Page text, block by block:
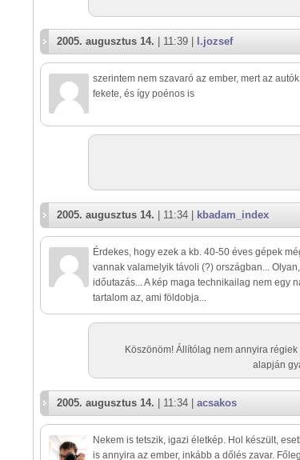
2005. augusztus 14. | 11:39 | l.jozsef
szerintem nem szavaró az ember, mert az
fekete, és így poénos is
2005. augusztus 14. | 11:34 | kbadam_index
Érdekes, hogy ezek a kb. 40-50 éves gépek
vannak valamelyik távoli (?) országban...
időutazás... A kép maga technikailag nem egy
tartalom az, ami földobja...
Köszönöm! Állítólag nem annyira
alapján
2005. augusztus 14. | 11:34 | acsakos
Nekem is tetszik, igazi életkép. Hol készült,
is annyira az ember, inkább a dőlés zavar.